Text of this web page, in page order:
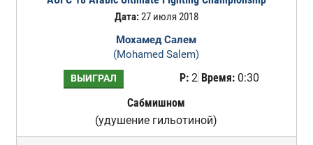
Дата:27 июля 2018
Мохамед Салем
(Mohamed Salem)
ВЫИГРАЛ Р:2 Время:0:30
Сабмишном
(удушение гильотиной)